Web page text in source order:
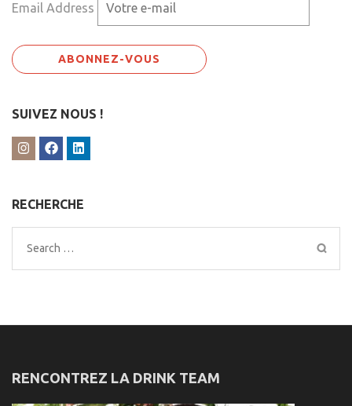
Email Address
SUIVEZ NOUS !
RECHERCHE
Search
for:
RENCONTREZ LA DRINK TEAM